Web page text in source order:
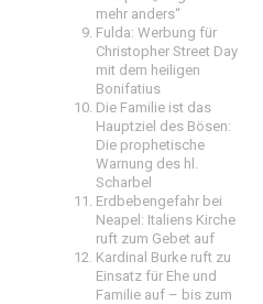
mehr anders“
Fulda: Werbung für
Christopher Street Day
mit dem heiligen
Bonifatius
Die Familie ist das
Hauptziel des Bösen:
Die prophetische
Warnung des hl.
Scharbel
Erdbebengefahr bei
Neapel: Italiens Kirche
ruft zum Gebet auf
Kardinal Burke ruft zu
Einsatz für Ehe und
Familie auf – bis zum